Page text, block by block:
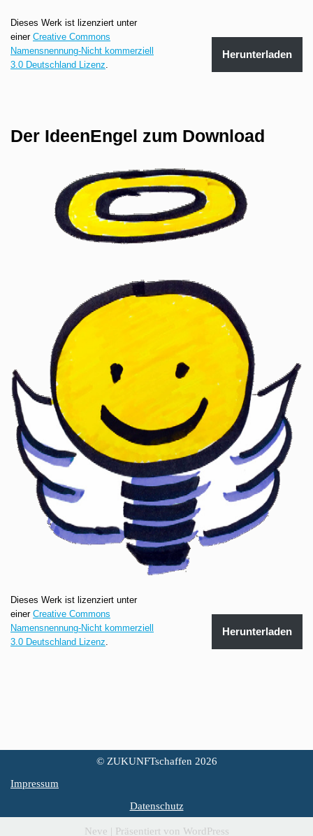
Dieses Werk ist lizenziert unter
einer Creative Commons
Namensnennung-Nicht kommerziell
3.0 Deutschland Lizenz.
Herunterladen
Der IdeenEngel zum Download
Dieses Werk ist lizenziert unter
einer Creative Commons
Namensnennung-Nicht kommerziell
3.0 Deutschland Lizenz.
Herunterladen
© ZUKUNFTschaffen 2026
Impressum
Datenschutz
Neve | Präsentiert von WordPress